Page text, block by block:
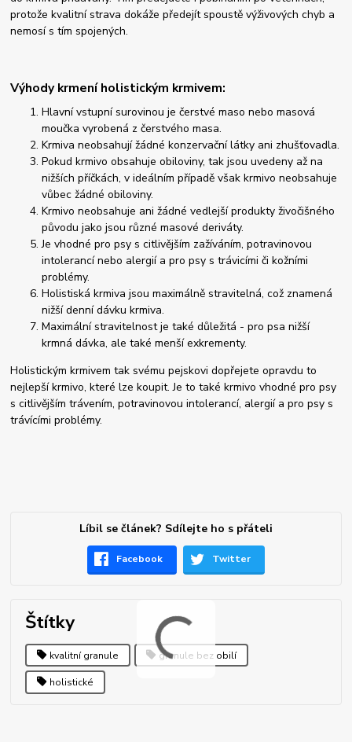
protože kvalitní strava dokáže předejít spoustě výživových chyb a
nemosí s tím spojených.
Výhody krmení holistickým krmivem:
Hlavní vstupní surovinou je čerstvé maso nebo masová
moučka vyrobená z čerstvého masa.
Krmiva neobsahují žádné konzervační látky ani zhušťovadla.
Pokud krmivo obsahuje obiloviny, tak jsou uvedeny až na
nižších příčkách, v ideálním případě však krmivo neobsahuje
vůbec žádné obiloviny.
Krmivo neobsahuje ani žádné vedlejší produkty živočišného
původu jako jsou různé masové deriváty.
Je vhodné pro psy s citlivějším zažíváním, potravinovou
intolerancí nebo alergií a pro psy s trávicími či kožními
problémy.
Holistiská krmiva jsou maximálně stravitelná, což znamená
nižší denní dávku krmiva.
Maximální stravitelnost je také důležitá - pro psa nižší
krmná dávka, ale také menší exkrementy.
Holistickým krmivem tak svému pejskovi dopřejete opravdu to
nejlepší krmivo, které lze koupit. Je to také krmivo vhodné pro psy
s citlivějším trávením, potravinovou intolerancí, alergií a pro psy s
trávícími problémy.
Líbil se článek? Sdílejte ho s přáteli
Facebook Twitter
Štítky
kvalitní granule granule bez obilí
holistické